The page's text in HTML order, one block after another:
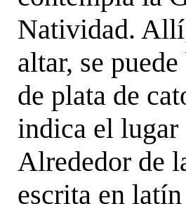
Natividad.
altar, se
de plata de
indica el
Alrededor de
escrita en